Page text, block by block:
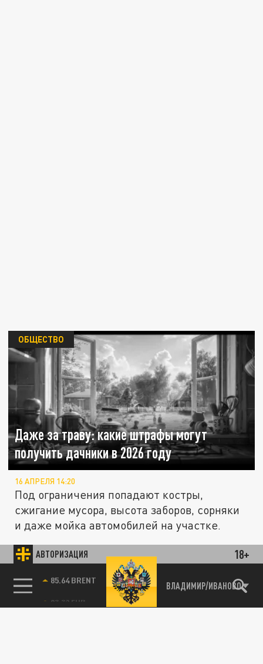
АВТОРИЗАЦИЯ 18+
85.64 BRENT ВЛАДИМИР/ИВАНОВО
Даже за траву: какие штрафы могут
получить дачники в 2026 году
ОБЩЕСТВО
16 АПРЕЛЯ 14:20
Под ограничения попадают костры,
сжигание мусора, высота заборов, сорняки
и даже мойка автомобилей на участке.